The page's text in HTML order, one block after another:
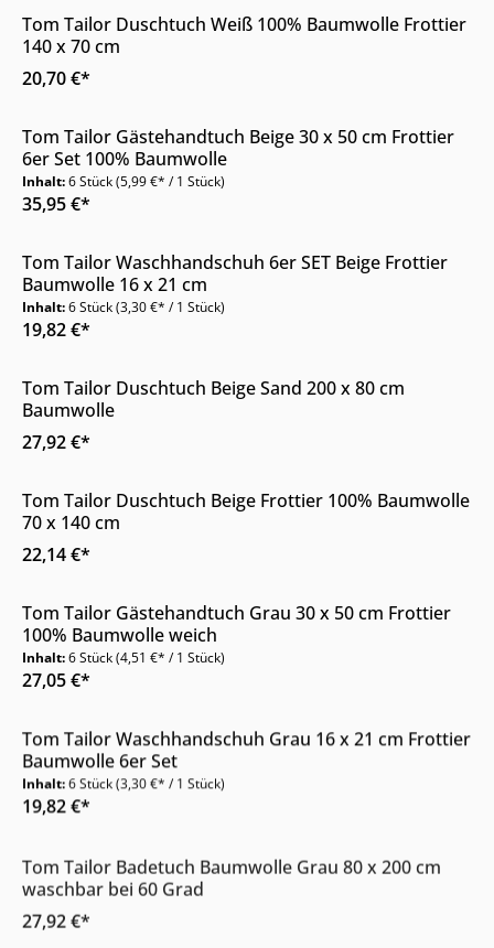
Tom Tailor Duschtuch Weiß 100% Baumwolle Frottier
140 x 70 cm
20,70 €*
Nur Online erhältlich
Tom Tailor Gästehandtuch Beige 30 x 50 cm Frottier
6er Set 100% Baumwolle
Inhalt:6 Stück(5,99 €* / 1 Stück)
35,95 €*
Nur Online erhältlich
Tom Tailor Waschhandschuh 6er SET Beige Frottier
Baumwolle 16 x 21 cm
Inhalt:6 Stück(3,30 €* / 1 Stück)
19,82 €*
Nur Online erhältlich
Tom Tailor Duschtuch Beige Sand 200 x 80 cm
Baumwolle
27,92 €*
Nur Online erhältlich
Tom Tailor Duschtuch Beige Frottier 100% Baumwolle
70 x 140 cm
22,14 €*
Nur Online erhältlich
Tom Tailor Gästehandtuch Grau 30 x 50 cm Frottier
100% Baumwolle weich
Inhalt:6 Stück(4,51 €* / 1 Stück)
27,05 €*
Nur Online erhältlich
Tom Tailor Waschhandschuh Grau 16 x 21 cm Frottier
Baumwolle 6er Set
Inhalt:6 Stück(3,30 €* / 1 Stück)
19,82 €*
Nur Online erhältlich
Tom Tailor Badetuch Baumwolle Grau 80 x 200 cm
waschbar bei 60 Grad
27,92 €*
Nur Online erhältlich